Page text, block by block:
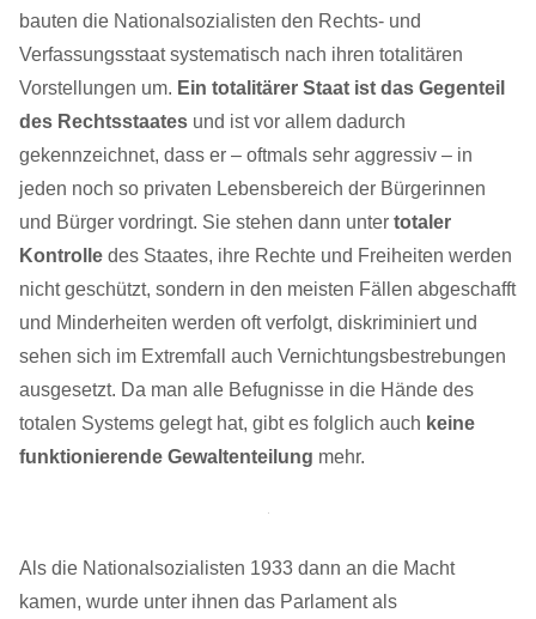
bauten die Nationalsozialisten den Rechts- und
Verfassungsstaat systematisch nach ihren totalitären
Vorstellungen um. Ein totalitärer Staat ist das Gegenteil
des Rechtsstaates und ist vor allem dadurch
gekennzeichnet, dass er – oftmals sehr aggressiv – in
jeden noch so privaten Lebensbereich der Bürgerinnen
und Bürger vordringt. Sie stehen dann unter totaler
Kontrolle des Staates, ihre Rechte und Freiheiten werden
nicht geschützt, sondern in den meisten Fällen abgeschafft
und Minderheiten werden oft verfolgt, diskriminiert und
sehen sich im Extremfall auch Vernichtungsbestrebungen
ausgesetzt. Da man alle Befugnisse in die Hände des
totalen Systems gelegt hat, gibt es folglich auch keine
funktionierende Gewaltenteilung mehr.
Als die Nationalsozialisten 1933 dann an die Macht
kamen, wurde unter ihnen das Parlament als